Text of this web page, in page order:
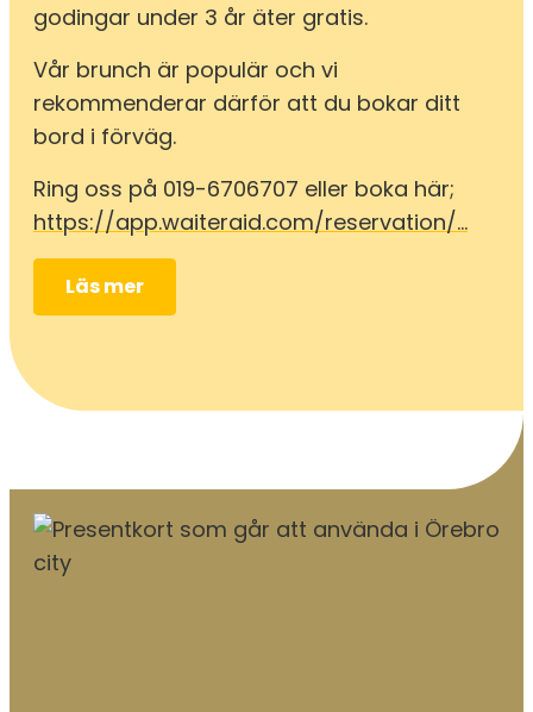
godingar under 3 år äter gratis.
Vår brunch är populär och vi
rekommenderar därför att du bokar ditt
bord i förväg.
Ring oss på 019-6706707 eller boka här;
https://app.waiteraid.com/reservation/…
Läs mer